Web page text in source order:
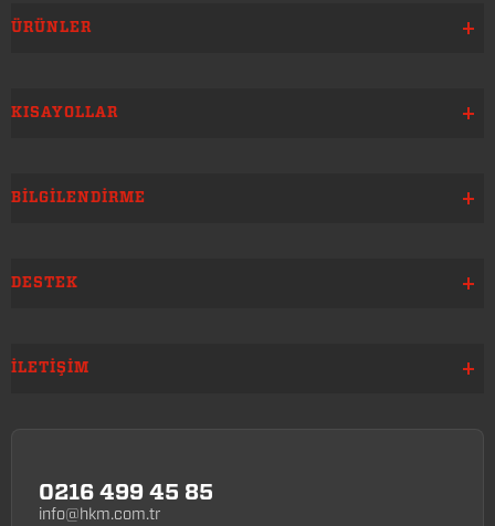
ÜRÜNLER
KISAYOLLAR
BILGILENDIRME
DESTEK
İLETIŞIM
0216 499 45 85
info@hkm.com.tr